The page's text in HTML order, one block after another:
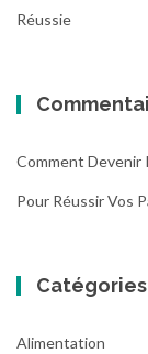
Réussie
Comment Devenir
Pour Réussir Vos
Catégories
Alimentation